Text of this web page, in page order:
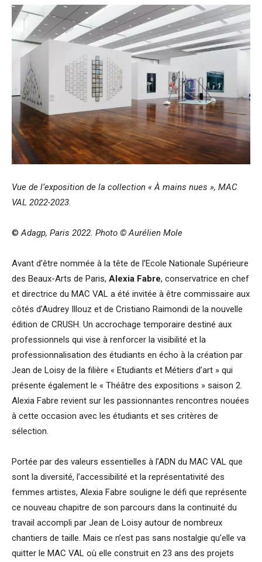
Vue de l’exposition de la collection « À mains nues », MAC
VAL 2022-2023.
© Adagp, Paris 2022. Photo © Aurélien Mole
Avant d’être nommée à la tête de l’Ecole Nationale Supérieure
des Beaux-Arts de Paris, Alexia Fabre, conservatrice en chef
et directrice du MAC VAL a été invitée à être commissaire aux
côtés d’Audrey Illouz et de Cristiano Raimondi de la nouvelle
édition de CRUSH. Un accrochage temporaire destiné aux
professionnels qui vise à renforcer la visibilité et la
professionnalisation des étudiants en écho à la création par
Jean de Loisy de la filière « Etudiants et Métiers d’art » qui
présente également le « Théâtre des expositions » saison 2.
Alexia Fabre revient sur les passionnantes rencontres nouées
à cette occasion avec les étudiants et ses critères de
sélection.
Portée par des valeurs essentielles à l’ADN du MAC VAL que
sont la diversité, l’accessibilité et la représentativité des
femmes artistes, Alexia Fabre souligne le défi que représente
ce nouveau chapitre de son parcours dans la continuité du
travail accompli par Jean de Loisy autour de nombreux
chantiers de taille. Mais ce n’est pas sans nostalgie qu’elle va
quitter le MAC VAL où elle construit en 23 ans des projets